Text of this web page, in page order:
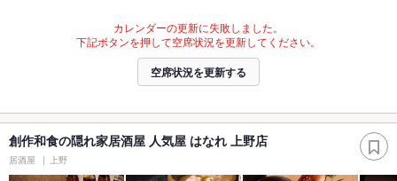
カレンダーの更新に失敗しました。
下記ボタンを押して空席状況を更新してください。
空席状況を更新する
創作和食の隠れ家居酒屋 人気屋 はなれ 上野店
居酒屋 上野